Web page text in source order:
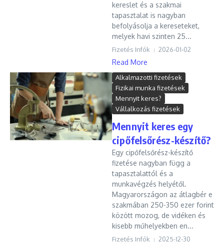
kereslet és a szakmai
tapasztalat is nagyban
befolyásolja a kereseteket,
melyek havi szinten 25...
Fizetés Infók 2026-01-02
Read More
Alkalmazotti fizetések
Fizikai munka fizetések
Mennyit keres?
Vállalkozás fizetések
Mennyit keres egy
cipőfelsőrész-készítő?
Egy cipőfelsőrész-készítő
fizetése nagyban függ a
tapasztalattól és a
munkavégzés helyétől.
Magyarországon az átlagbér e
szakmában 250-350 ezer forint
között mozog, de vidéken és
kisebb műhelyekben en...
Fizetés Infók 2025-12-30